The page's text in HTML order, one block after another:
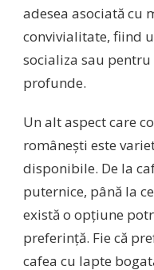
adesea asociată cu
convivialitate, fiind
socializa sau
profunde.
Un alt aspect care
românești este
disponibile. De la
puternice, până la
există o opțiune
preferință. Fie că
cafea cu lapte